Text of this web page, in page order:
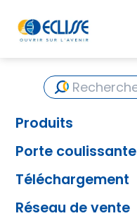
Produits
Porte coulissante
Téléchargement
Réseau de vente